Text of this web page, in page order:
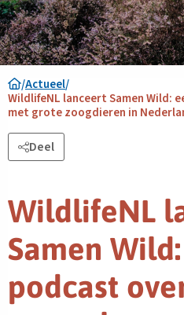
/Actueel/
WildlifeNL lanceert Samen Wild:
met grote zoogdieren in
Deel
WildlifeNL
Samen
podcast